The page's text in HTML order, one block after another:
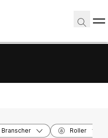
Branscher Roller